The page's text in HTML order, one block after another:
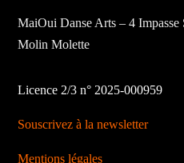
MaiOui Danse Arts – 4 Impasse
Molin Molette
Licence 2/3 n° 2025-000959
Souscrivez à la newsletter
Mentions légales